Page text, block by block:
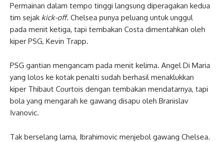
Permainan dalam tempo tinggi langsung diperagakan kedua
tim sejak kick-off. Chelsea punya peluang untuk unggul
pada menit ketiga, tapi tembakan Costa dimentahkan oleh
kiper PSG, Kevin Trapp.
PSG gantian mengancam pada menit kelima. Angel Di Maria
yang lolos ke kotak penalti sudah berhasil menaklukkan
kiper Thibaut Courtois dengan tembakan mendatarnya, tapi
bola yang mengarah ke gawang disapu oleh Branislav
Ivanovic.
Tak berselang lama, Ibrahimovic menjebol gawang Chelsea.